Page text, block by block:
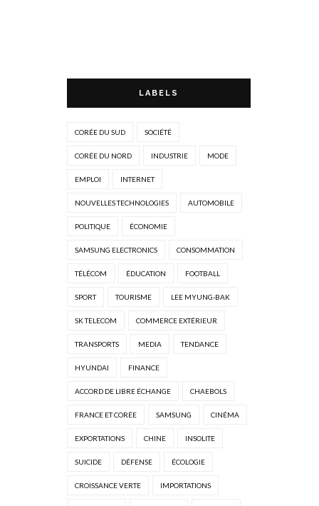
LABELS
CORÉE DU SUD SOCIÉTÉ
CORÉE DU NORD INDUSTRIE MODE
EMPLOI INTERNET
NOUVELLES TECHNOLOGIES AUTOMOBILE
POLITIQUE ÉCONOMIE
SAMSUNG ELECTRONICS CONSOMMATION
TÉLÉCOM ÉDUCATION FOOTBALL
SPORT TOURISME LEE MYUNG-BAK
SK TELECOM COMMERCE EXTÉRIEUR
TRANSPORTS MEDIA TENDANCE
HYUNDAI FINANCE
ACCORD DE LIBRE ÉCHANGE CHAEBOLS
FRANCE ET CORÉE SAMSUNG CINÉMA
EXPORTATIONS CHINE INSOLITE
SUICIDE DÉFENSE ÉCOLOGIE
CROISSANCE VERTE IMPORTATIONS